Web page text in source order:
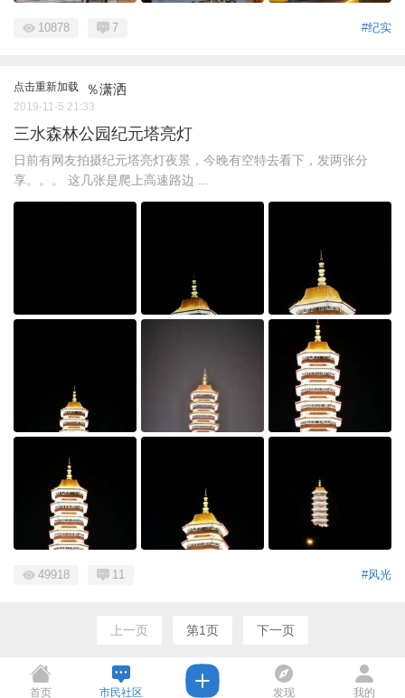
#纪实
10878 7
点击重新加载 ％潇洒
2019-11-5 21:33
三水森林公园纪元塔亮灯
日前有网友拍摄纪元塔亮灯夜景，今晚有空特去看下，发两张分
享。。。 这几张是爬上高速路边 ...
#风光
49918 11
上一页 第1页 下一页
首页 市民社区 发现 我的